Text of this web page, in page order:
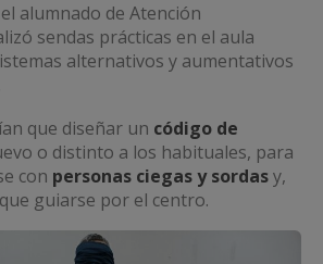
alumnado de Atención
sendas prácticas en el aula
alternativos y aumentativos
que diseñar un código de
o distinto a los habituales, para
con personas ciegas y sordasy,
guiarse por el centro.